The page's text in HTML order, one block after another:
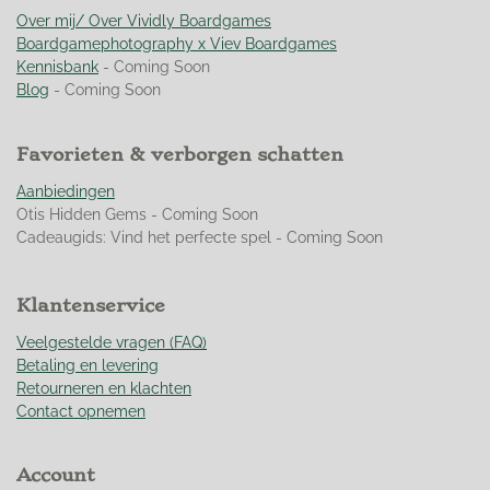
:
4
.
9
2
5
3
8
8
s
t
r
r
e
n
r
e
n
r
e
n
r
e
n
Over mij/ Over Vividly Boardgames
Boardgamephotography x Viev Boardgames
Kennisbank - Coming Soon
Blog - Coming Soon
Favorieten & verborgen schatten
Aanbiedingen
Otis Hidden Gems - Coming Soon
Cadeaugids: Vind het perfecte spel - Coming Soon
Klantenservice
Veelgestelde vragen (FAQ)
Betaling en levering
Retourneren en klachten
Contact opnemen
Account